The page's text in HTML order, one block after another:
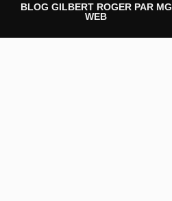
BLOG GILBERT ROGER PAR MG
WEB